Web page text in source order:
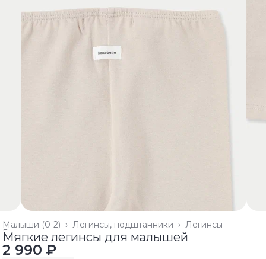
Легинсы
Легинсы, подштанники ›
Малыши (0-2) ›
Главная ›
Мягкие легинсы для малышей
2 990 ₽